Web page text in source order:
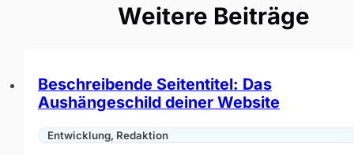
Weitere Beiträge
Beschreibende Seitentitel: Das
Aushängeschild deiner Website
Entwicklung, Redaktion